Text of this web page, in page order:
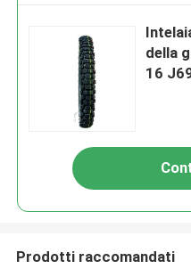
della
16
Prodotti raccomandati